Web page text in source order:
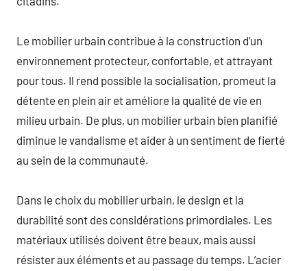
Le mobilier urbain contribue à la construction d’un
environnement protecteur, confortable, et attrayant
pour tous. Il rend possible la socialisation, promeut la
détente en plein air et améliore la qualité de vie en
milieu urbain. De plus, un mobilier urbain bien planifié
diminue le vandalisme et aider à un sentiment de fierté
au sein de la communauté.
Dans le choix du mobilier urbain, le design et la
durabilité sont des considérations primordiales. Les
matériaux utilisés doivent être beaux, mais aussi
résister aux éléments et au passage du temps. L’acier